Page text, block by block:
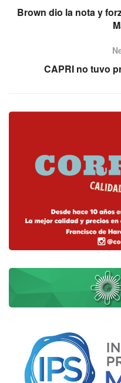
Brown dio la nota y
CAPRI no tuvo